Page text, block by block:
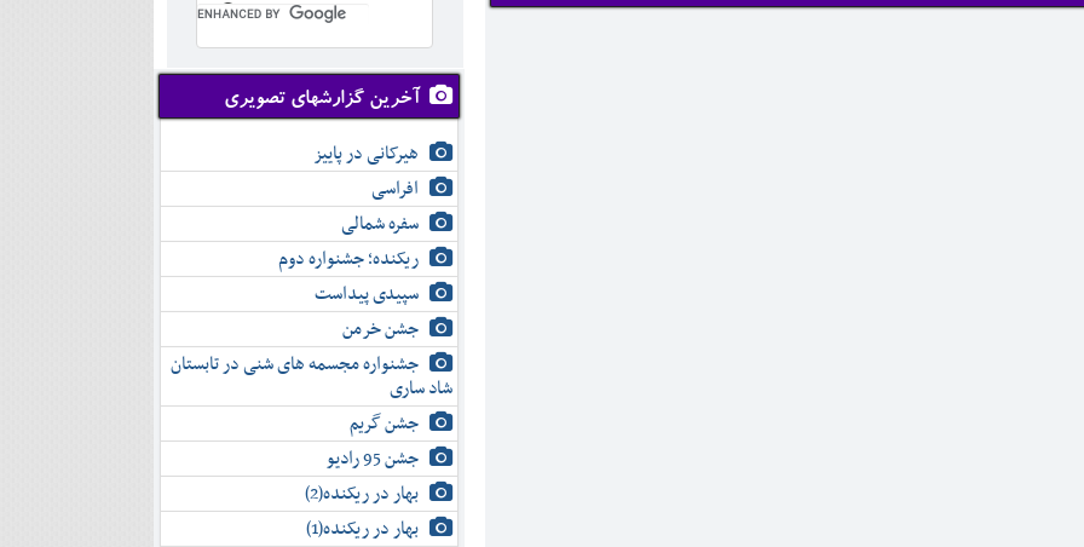
آخرین گزارشهای تصویری
هیرکانی در پاییز
افراسی
سفره شمالی
ریکنده؛ جشنواره دوم
سپیدی پیداست
جشن خرمن
جشنواره مجسمه های شنی در تابستان
شاد ساری
جشن گریم
جشن 95 رادیو
بهار در ریکنده(2)
بهار در ریکنده(1)